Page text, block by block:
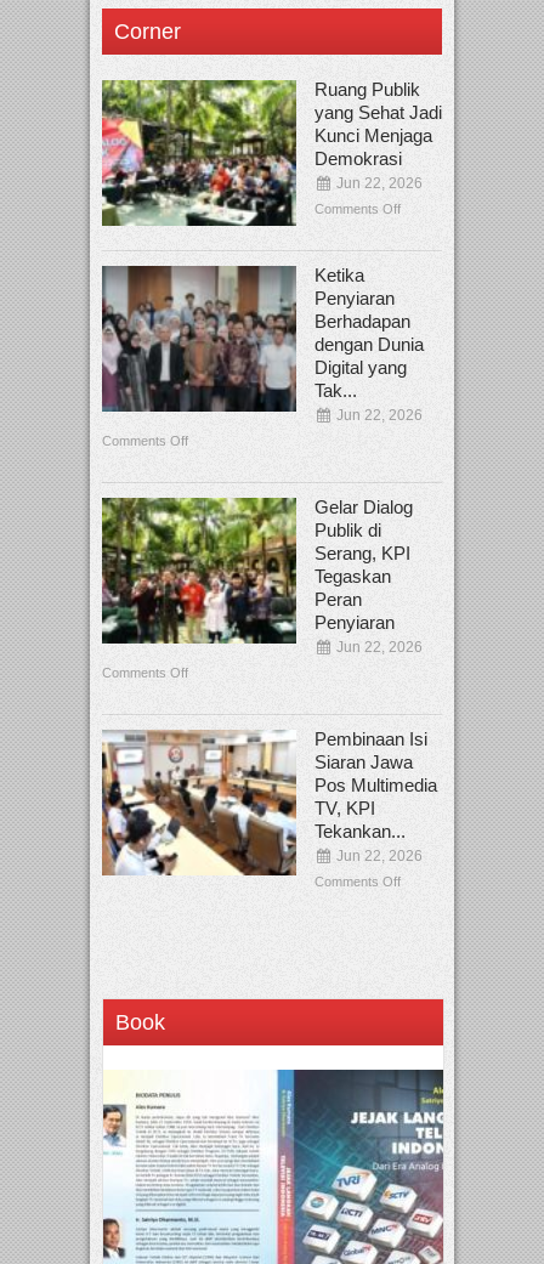
Corner
Ruang Publik
yang Sehat Jadi
Kunci Menjaga
Demokrasi
Jun 22, 2026
Comments Off
Ketika
Penyiaran
Berhadapan
dengan Dunia
Digital yang
Tak...
Jun 22, 2026
Comments Off
Gelar Dialog
Publik di
Serang, KPI
Tegaskan
Peran
Penyiaran
Jun 22, 2026
Comments Off
Pembinaan Isi
Siaran Jawa
Pos Multimedia
TV, KPI
Tekankan...
Jun 22, 2026
Comments Off
Book